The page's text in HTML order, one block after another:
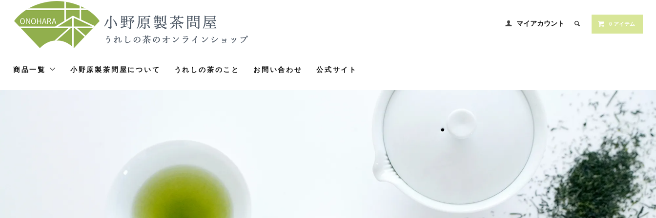
マイアカウント 0 アイテム
商品一覧 小野原製茶問屋について うれしの茶のこと お問い合わせ 公式サイト